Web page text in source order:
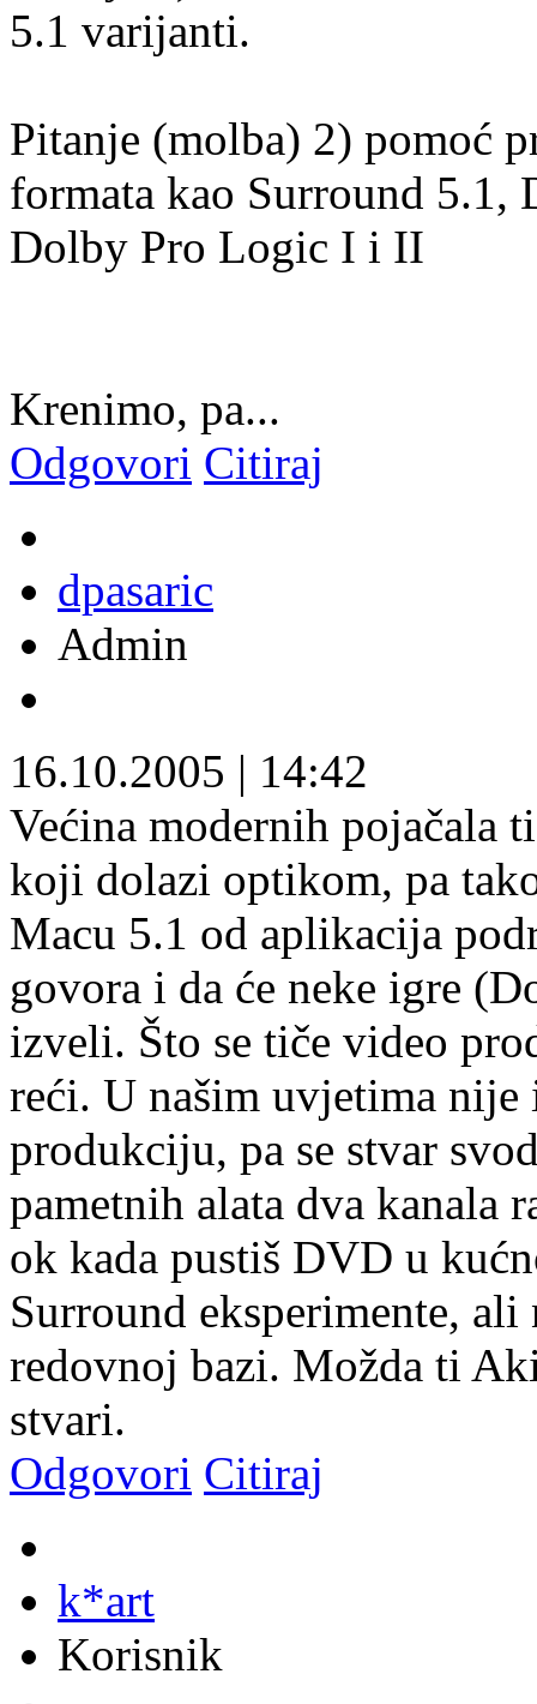
5.1 varijanti.
Pitanje (molba) 2) pomoć
formata kao Surround
Dolby Pro Logic I i II
Krenimo, pa...
Odgovori Citiraj
dpasaric
Admin
16.10.2005 | 14:42
Većina modernih pojačala
koji dolazi optikom, pa
Macu 5.1 od aplikacija
govora i da će neke igre
izveli. Što se tiče video
reći. U našim uvjetima
produkciju, pa se stvar
pametnih alata dva kanala
ok kada pustiš DVD u
Surround eksperimente,
redovnoj bazi. Možda ti
stvari.
Odgovori Citiraj
k*art
Korisnik